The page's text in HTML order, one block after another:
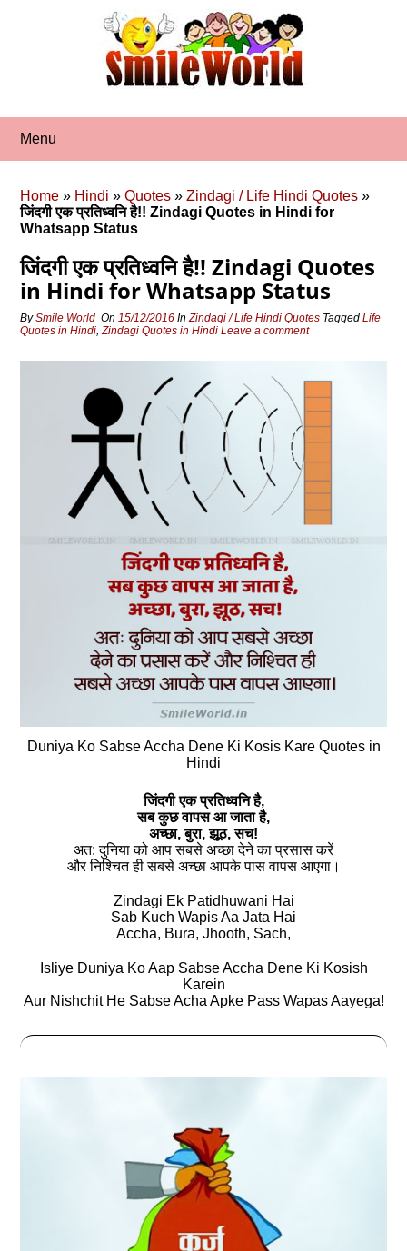
Menu
Home » Hindi »Quotes »Zindagi / Life Hindi Quotes »
जिंदगी एक प्रतिध्‍वनि है!! Zindagi Quotes in Hindi for
Whatsapp Status
जिंदगी एक प्रतिध्‍वनि है!! Zindagi Quotes
in Hindi for Whatsapp Status
BySmile World On15/12/2016 InZindagi / Life Hindi Quotes TaggedLife
Quotes in Hindi,Zindagi Quotes in Hindi Leave a comment
Duniya Ko Sabse Accha Dene Ki Kosis Kare Quotes in
Hindi
जिंदगी एक प्रतिध्‍वनि है,
सब कुछ वापस आ जाता है,
अच्‍छा, बुरा, झूठ, सच!
अत: दुनिया को आप सबसे अच्‍छा देने का प्रसास करें
और निश्‍चित ही सबसे अच्‍छा आपके पास वापस आएगा।
Zindagi Ek Patidhuwani Hai
Sab Kuch Wapis Aa Jata Hai
Accha, Bura, Jhooth, Sach,
Isliye Duniya Ko Aap Sabse Accha Dene Ki Kosish
Karein
Aur Nishchit He Sabse Acha Apke Pass Wapas Aayega!